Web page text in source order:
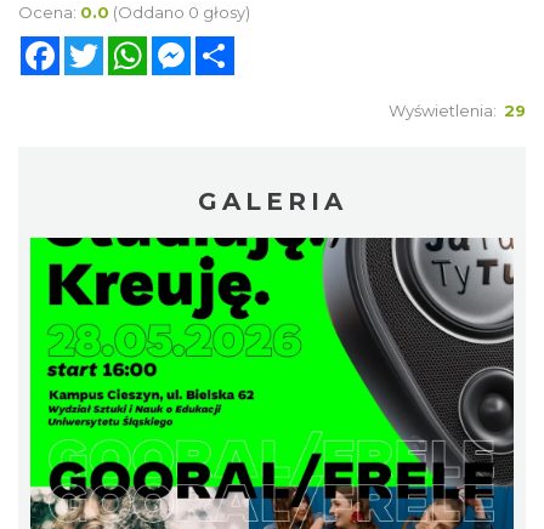
Ocena: 0.0 (Oddano 0 głosy)
FacebookTwitterWhatsAppMessenger
Wyświetlenia: 29
GALERIA